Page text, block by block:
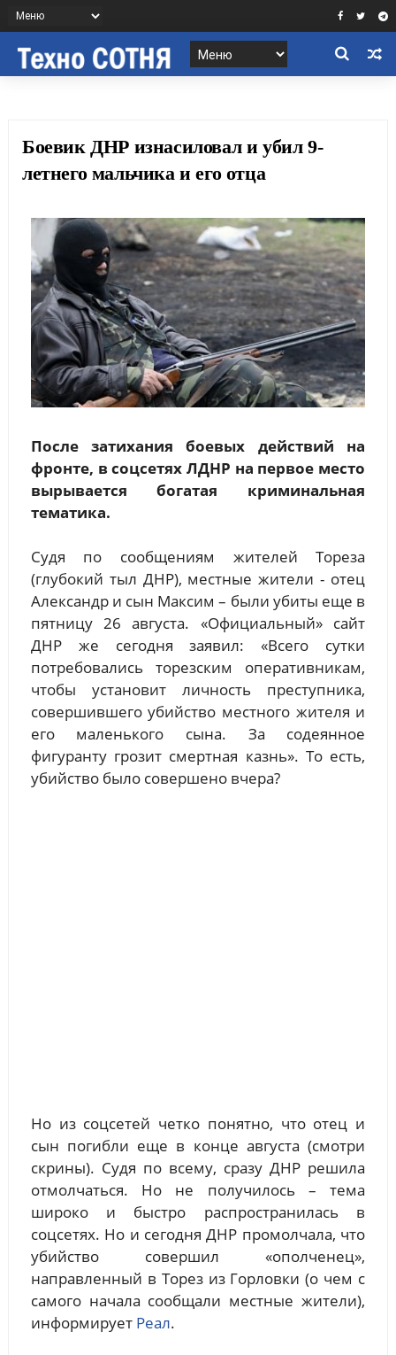
Боевик ДНР изнасиловал и убил 9-
летнего мальчика и его отца
После затихания боевых действий на
фронте, в соцсетях ЛДНР на первое место
вырывается богатая криминальная
тематика.
Судя по сообщениям жителей Тореза
(глубокий тыл ДНР), местные жители - отец
Александр и сын Максим – были убиты еще в
пятницу 26 августа. «Официальный» сайт
ДНР же сегодня заявил: «Всего сутки
потребовались торезским оперативникам,
чтобы установит личность преступника,
совершившего убийство местного жителя и
его маленького сына. За содеянное
фигуранту грозит смертная казнь». То есть,
убийство было совершено вчера?
Но из соцсетей четко понятно, что отец и
сын погибли еще в конце августа (смотри
скрины). Судя по всему, сразу ДНР решила
отмолчаться. Но не получилось – тема
широко и быстро распространилась в
соцсетях. Но и сегодня ДНР промолчала, что
убийство совершил «ополченец»,
направленный в Торез из Горловки (о чем с
самого начала сообщали местные жители),
информирует Реал.